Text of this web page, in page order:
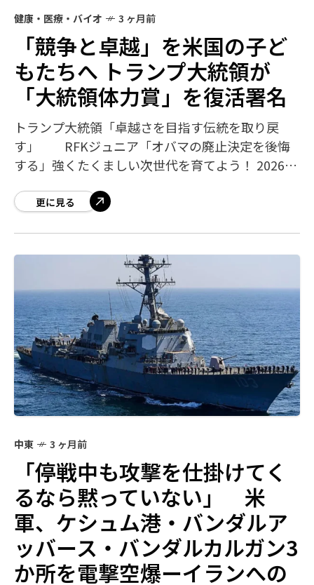
健康・医療・バイオ 3 ヶ月前
「競争と卓越」を米国の子ど
もたちへ トランプ大統領が
「大統領体力賞」を復活署名
トランプ大統領「卓越さを目指す伝統を取り戻
す」 RFKジュニア「オバマの廃止決定を後悔
する」強くたくましい次世代を育てよう！ 2026年
イトハウスのオーバルオフィスで大
更に見る
中東 3 ヶ月前
「停戦中も攻撃を仕掛けてく
るなら黙っていない」 米
軍、ケシュム港・バンダルア
ッバース・バンダルカルガン3
か所を電撃空爆ーイランへの